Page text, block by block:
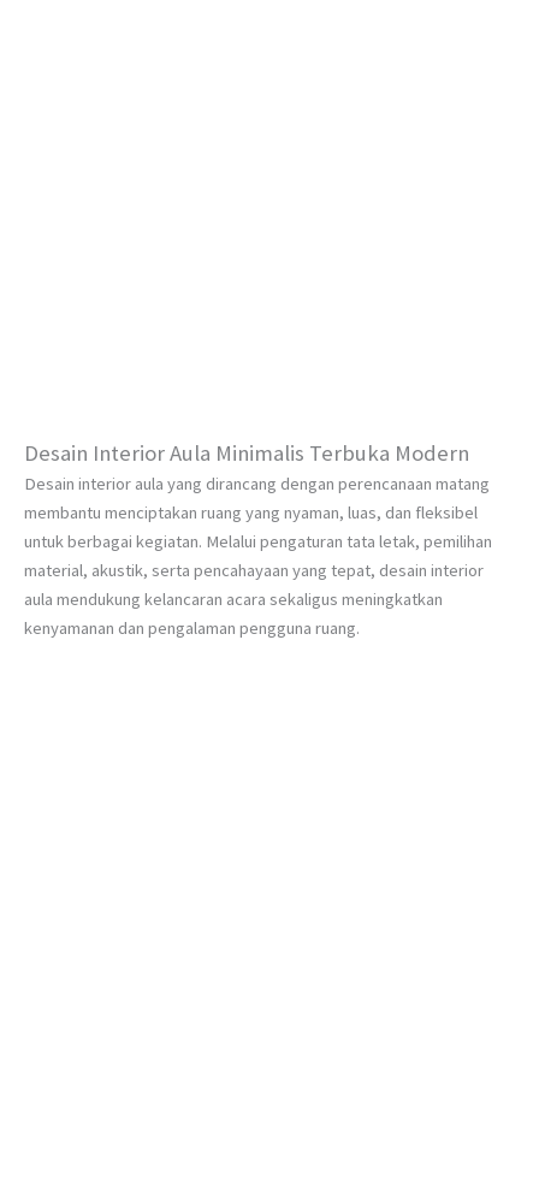
Desain Interior Aula Minimalis Terbuka Modern
Desain interior aula yang dirancang dengan perencanaan matang
membantu menciptakan ruang yang nyaman, luas, dan fleksibel
untuk berbagai kegiatan. Melalui pengaturan tata letak, pemilihan
material, akustik, serta pencahayaan yang tepat, desain interior
aula mendukung kelancaran acara sekaligus meningkatkan
kenyamanan dan pengalaman pengguna ruang.